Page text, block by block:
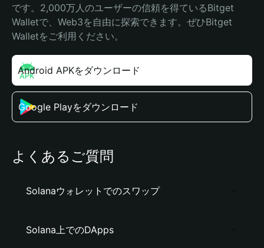
です。2,000万人のユーザーの信頼を得ているBitget
Walletで、Web3を自由に探索できます。ぜひBitget
Walletをご利用ください。
Android APKをダウンロード
Google Playをダウンロード
よくあるご質問
Solanaウォレットでのスワップ
Solana上でのDApps